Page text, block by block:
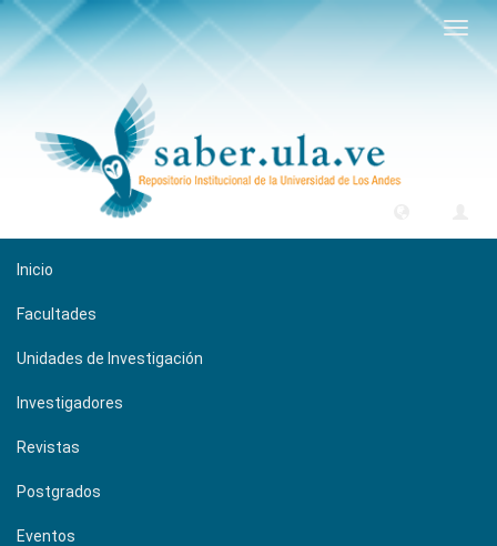
Inicio
Facultades
Unidades de Investigación
Investigadores
Revistas
Postgrados
Eventos